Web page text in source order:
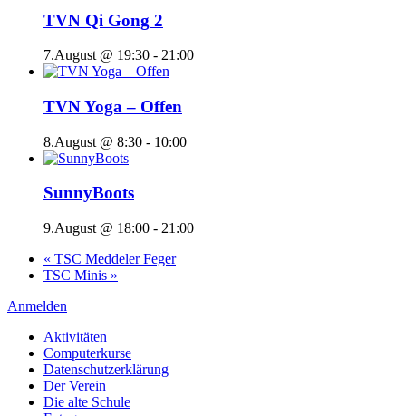
TVN Qi Gong 2
7.August @ 19:30 - 21:00
TVN Yoga – Offen
8.August @ 8:30 - 10:00
SunnyBoots
9.August @ 18:00 - 21:00
« TSC Meddeler Feger
TSC Minis »
Anmelden
Aktivitäten
Computerkurse
Datenschutzerklärung
Der Verein
Die alte Schule